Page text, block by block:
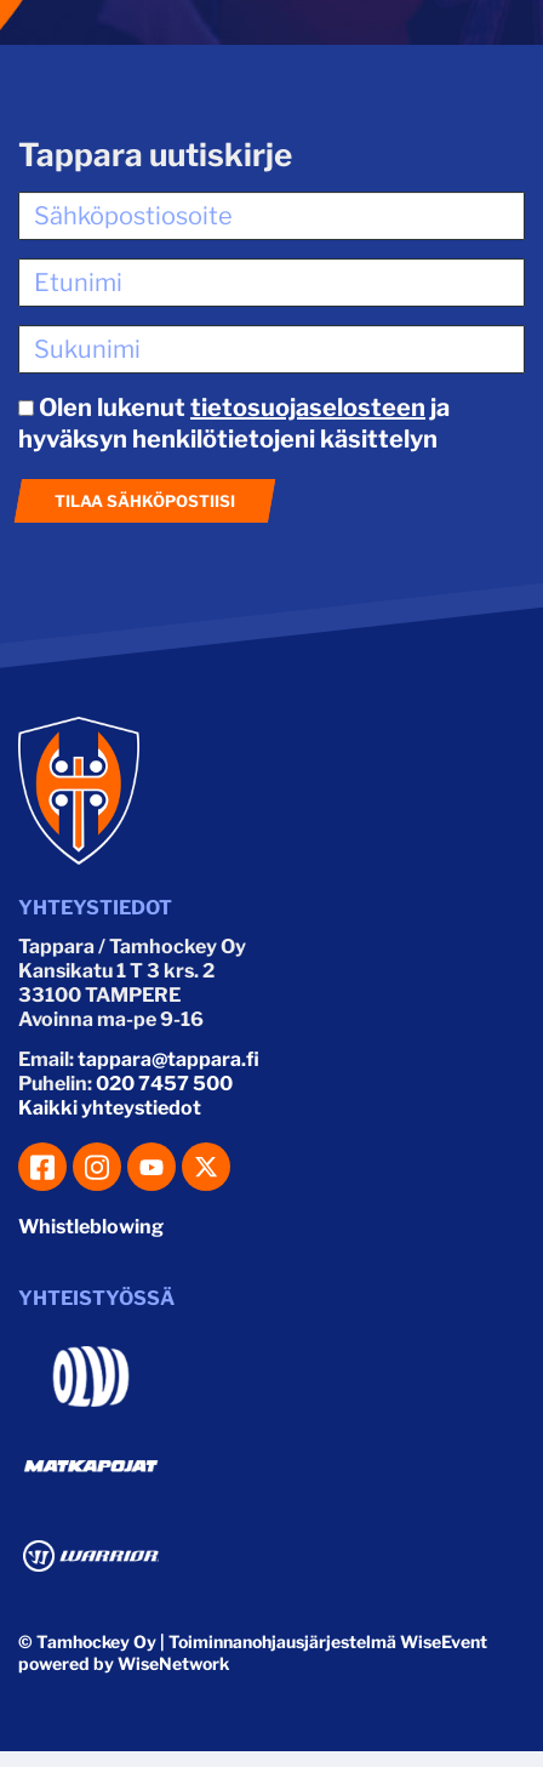
YHTEYSTIEDOT
Tappara / Tamhockey Oy
Kansikatu 1 T 3 krs. 2
33100 TAMPERE
Avoinna ma-pe 9-16
Email:tappara@tappara.fi
Puhelin:020 7457 500
Kaikki yhteystiedot
Whistleblowing
YHTEISTYÖSSÄ
© Tamhockey Oy | ToiminnanohjausjärjestelmäWiseEvent
powered byWiseNetwork
Tappara uutiskirje
Olen lukenut tietosuojaselosteen ja
hyväksyn henkilötietojeni käsittelyn
TILAA SÄHKÖPOSTIISI